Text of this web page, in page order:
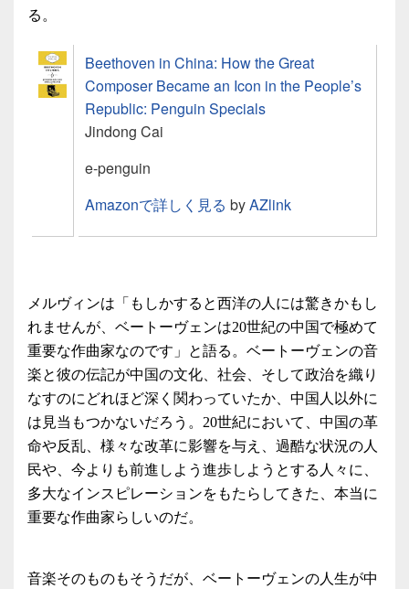
る。
Beethoven in China: How the Great
Composer Became an Icon in the People’s
Republic: Penguin Specials
Jindong Cai
e-penguin
Amazonで詳しく見る byAZlink
メルヴィンは「もしかすると西洋の人には驚きかもし
れませんが、ベートーヴェンは20世紀の中国で極めて
重要な作曲家なのです」と語る。ベートーヴェンの音
楽と彼の伝記が中国の文化、社会、そして政治を織り
なすのにどれほど深く関わっていたか、中国人以外に
は見当もつかないだろう。20世紀において、中国の革
命や反乱、様々な改革に影響を与え、過酷な状況の人
民や、今よりも前進しよう進歩しようとする人々に、
多大なインスピレーションをもたらしてきた、本当に
重要な作曲家らしいのだ。
音楽そのものもそうだが、ベートーヴェンの人生が中